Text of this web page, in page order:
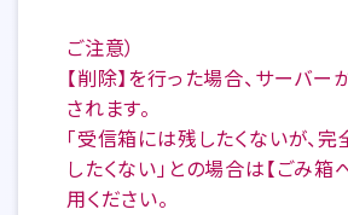
ご注意）
【削除】を行った場合、サーバ
されます。
「受信箱には残したくないが、
したくない」との場合は【ごみ箱
用ください。